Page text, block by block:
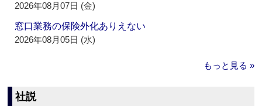
2026年08月07日 (金)
窓口業務の保険外化ありえない
2026年08月05日 (水)
もっと見る »
社説